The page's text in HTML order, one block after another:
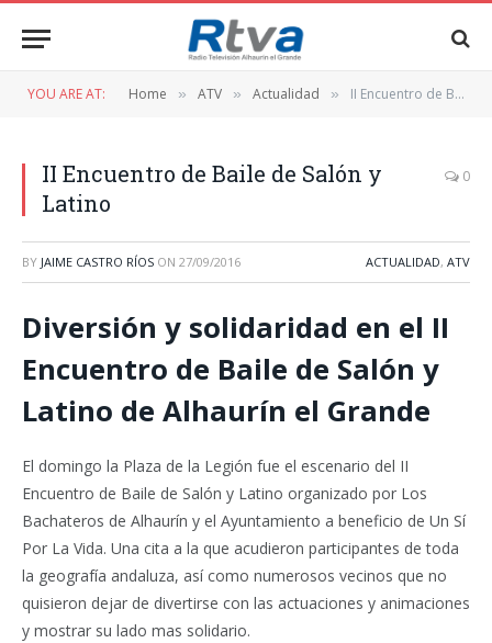
YOU ARE AT: Home » ATV » Actualidad » II Encuentro de Baile de Salón y Latino
II Encuentro de Baile de Salón y
Latino
0
BY JAIME CASTRO RÍOS ON 27/09/2016 ACTUALIDAD, ATV
Diversión y solidaridad en el II
Encuentro de Baile de Salón y
Latino de Alhaurín el Grande
El domingo la Plaza de la Legión fue el escenario del II
Encuentro de Baile de Salón y Latino organizado por Los
Bachateros de Alhaurín y el Ayuntamiento a beneficio de Un Sí
Por La Vida. Una cita a la que acudieron participantes de toda
la geografía andaluza, así como numerosos vecinos que no
quisieron dejar de divertirse con las actuaciones y animaciones
y mostrar su lado mas solidario.